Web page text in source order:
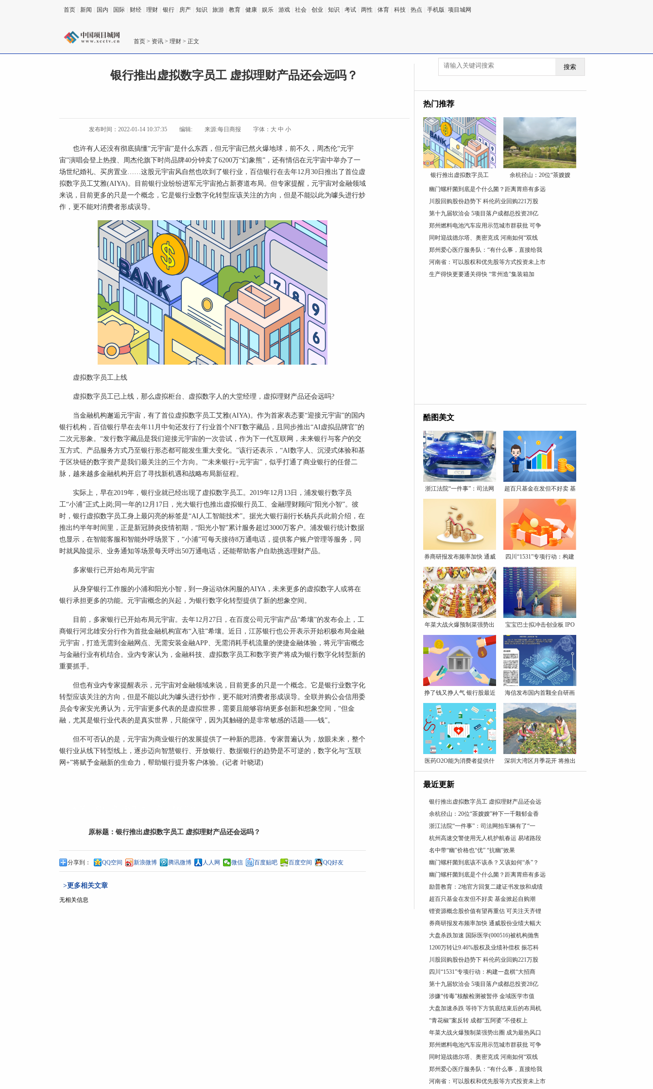
首页 新闻 国内 国际 财经 理财 银行 房产 知识 旅游 教育 健康 娱乐 游戏 社会 创业 知识 考试 两性 体育 科技 热点 手机版 项目城网
首页 > 资讯 > 理财 > 正文
搜索
银行推出虚拟数字员工 虚拟理财产品还会远吗？
发布时间：2022-01-14 10:37:35 编辑: 来源:每日商报 字体： 大 中 小
也许有人还没有彻底搞懂“元宇宙”是什么东西，但元宇宙已然火爆地球，前不久，周杰伦“元宇
宙”演唱会登上热搜、周杰伦旗下时尚品牌40分钟卖了6200万“幻象熊”，还有情侣在元宇宙中举办了一
场世纪婚礼、买房置业……这股元宇宙风自然也吹到了银行业，百信银行在去年12月30日推出了首位虚
拟数字员工艾雅(AIYA)。目前银行业纷纷进军元宇宙抢占新赛道布局。但专家提醒，元宇宙对金融领域
来说，目前更多的只是一个概念，它是银行业数字化转型应该关注的方向，但是不能以此为噱头进行炒
作，更不能对消费者形成误导。
虚拟数字员工上线
虚拟数字员工已上线，那么虚拟柜台、虚拟数字人的大堂经理，虚拟理财产品还会远吗?
当金融机构邂逅元宇宙，有了首位虚拟数字员工艾雅(AIYA)。作为首家表态要“迎接元宇宙”的国内
银行机构，百信银行早在去年11月中旬还发行了行业首个NFT数字藏品，且同步推出“AI虚拟品牌官”的
二次元形象。“发行数字藏品是我们迎接元宇宙的一次尝试，作为下一代互联网，未来银行与客户的交
互方式、产品服务方式乃至银行形态都可能发生重大变化。”该行还表示，“AI数字人、沉浸式体验和基
于区块链的数字资产是我们最关注的三个方向。”“未来银行+元宇宙”，似乎打通了商业银行的任督二
脉，越来越多金融机构开启了寻找新机遇和战略布局新征程。
实际上，早在2019年，银行业就已经出现了虚拟数字员工。2019年12月13日，浦发银行数字员
工“小浦”正式上岗;同一年的12月17日，光大银行也推出虚拟银行员工、金融理财顾问“阳光小智”。彼
时，银行虚拟数字员工身上最闪亮的标签是“AI人工智能技术”。据光大银行副行长杨兵兵此前介绍，在
推出约半年时间里，正是新冠肺炎疫情初期，“阳光小智”累计服务超过3000万客户。浦发银行统计数据
也显示，在智能客服和智能外呼场景下，“小浦”可每天接待8万通电话，提供客户账户管理等服务，同
时就风险提示、业务通知等场景每天呼出50万通电话，还能帮助客户自助挑选理财产品。
多家银行已开始布局元宇宙
从身穿银行工作服的小浦和阳光小智，到一身运动休闲服的AIYA，未来更多的虚拟数字人或将在
银行承担更多的功能。元宇宙概念的兴起，为银行数字化转型提供了新的想象空间。
目前，多家银行已开始布局元宇宙。去年12月27日，在百度公司元宇宙产品“希壤”的发布会上，工
商银行河北雄安分行作为首批金融机构宣布“入驻”希壤。近日，江苏银行也公开表示开始积极布局金融
元宇宙，打造无需到金融网点、无需安装金融APP、无需消耗手机流量的便捷金融体验，将元宇宙概念
与金融行业有机结合。业内专家认为，金融科技、虚拟数字员工和数字资产将成为银行数字化转型新的
重要抓手。
但也有业内专家提醒表示，元宇宙对金融领域来说，目前更多的只是一个概念。它是银行业数字化
转型应该关注的方向，但是不能以此为噱头进行炒作，更不能对消费者形成误导。全联并购公会信用委
员会专家安光勇认为，元宇宙更多代表的是虚拟世界，需要且能够容纳更多创新和想象空间，“但金
融，尤其是银行业代表的是真实世界，只能保守，因为其触碰的是非常敏感的话题——钱”。
但不可否认的是，元宇宙为商业银行的发展提供了一种新的思路。专家普遍认为，放眼未来，整个
银行业从线下转型线上，逐步迈向智慧银行、开放银行、数据银行的趋势是不可逆的，数字化与“互联
网+”将赋予金融新的生命力，帮助银行提升客户体验。(记者 叶晓珺)
原标题： 银行推出虚拟数字员工 虚拟理财产品还会远吗？
分享到： QQ空间 新浪微博 腾讯微博 人人网 微信 百度贴吧 百度空间 QQ好友
>更多相关文章
无相关信息
热门推荐
银行推出虚拟数字员工 余杭径山：20位“茶嫂嫂
幽门螺杆菌到底是个什么菌？距离胃癌有多远
川股回购股份趋势下 科伦药业回购221万股
第十九届软洽会 5项目落户成都总投资28亿
郑州燃料电池汽车应用示范城市群获批 可争
同时迎战德尔塔、奥密克戎 河南如何“双线
郑州爱心医疗服务队：“有什么事，直接给我
河南省：可以股权和优先股等方式投资未上市
生产得快更要通关得快 “常州造”集装箱加
酷图美文
浙江法院“一件事”：司法网 超百只基金在发但不好卖 基
券商研报发布频率加快 通威 四川“1531”专项行动：构建
年菜大战火爆预制菜强势出
圈
宝宝巴士拟冲击创业板 IPO
挣了钱又挣人气 银行股最近
海信发布国内首颗全自研画
质
医药O2O能为消费者提供什
么
深圳大湾区月季花开 将推出
最近更新
银行推出虚拟数字员工 虚拟理财产品还会远
余杭径山：20位“茶嫂嫂”种下一千颗郁金香
浙江法院“一件事”：司法网拍车辆有了“一
杭州高速交警使用无人机护航春运 易堵路段
名中带“幽”价格也“优” “抗幽”效果
幽门螺杆菌到底该不该杀？又该如何“杀”？
幽门螺杆菌到底是个什么菌？距离胃癌有多远
励普教育：2地官方回复二建证书发放和成绩
超百只基金在发但不好卖 基金掀起自购潮
锂资源概念股价值有望再重估 可关注天齐锂
券商研报发布频率加快 通威股份业绩大幅大
大盘杀跌加速 国际医学(000516)被机构抛售
1200万转让9.46%股权及业绩补偿权 振芯科
川股回购股份趋势下 科伦药业回购221万股
四川“1531”专项行动：构建一盘棋“大招商
第十九届软洽会 5项目落户成都总投资28亿
涉嫌“传毒”核酸检测被暂停 金域医学市值
大盘加速杀跌 等待下方筑底结束后的布局机
“青花椒”案反转 成都“五阿婆”不侵权上
年菜大战火爆预制菜强势出圈 成为最热风口
郑州燃料电池汽车应用示范城市群获批 可争
同时迎战德尔塔、奥密克戎 河南如何“双线
郑州爱心医疗服务队：“有什么事，直接给我
河南省：可以股权和优先股等方式投资未上市